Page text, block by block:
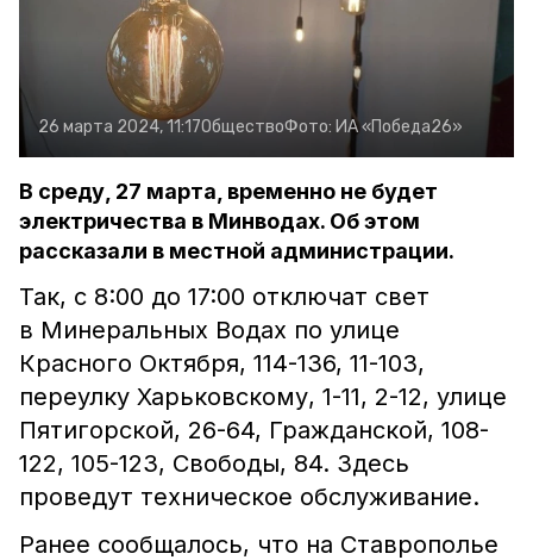
26 марта 2024, 11:17ОбществоФото: ИА «Победа26»
В среду, 27 марта, временно не будет
электричества в Минводах. Об этом
рассказали в местной администрации.
Так, с 8:00 до 17:00 отключат свет
в Минеральных Водах по улице
Красного Октября, 114-136, 11-103,
переулку Харьковскому, 1-11, 2-12, улице
Пятигорской, 26-64, Гражданской, 108-
122, 105-123, Свободы, 84. Здесь
проведут техническое обслуживание.
Ранее сообщалось, что на Ставрополье